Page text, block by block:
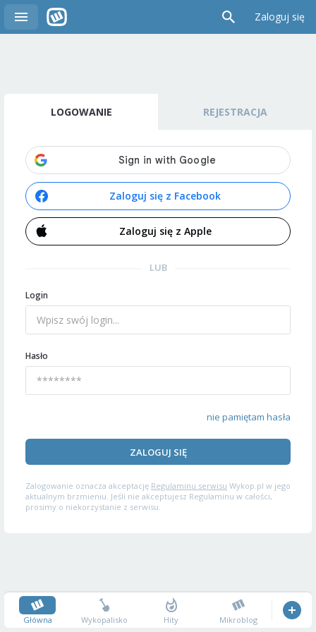
Zaloguj się
LOGOWANIE REJESTRACJA
Zaloguj się z Facebook
Zaloguj się z Apple
LUB
Login
Hasło
nie pamiętam hasła
ZALOGUJ SIĘ
Zalogowanie oznacza akceptację Regulaminu serwisu Wykop.pl w jego
aktualnym brzmieniu. Jeśli nie akceptujesz Regulaminu w całości,
prosimy o niekorzystanie z serwisu.
Główna Wykopalisko Hity Mikroblog